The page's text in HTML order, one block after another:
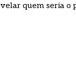
quem seria o